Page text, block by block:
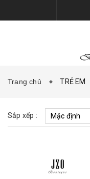
TRANG CHỦ
SẢN PHẨM
KHUYẾN MẠI
Trang chủ TRẺ EM
Sắp xếp :